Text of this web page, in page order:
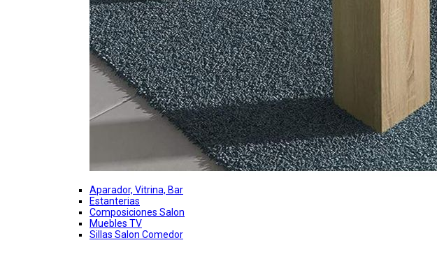
Aparador, Vitrina, Bar
Estanterias
Composiciones Salon
Muebles TV
Sillas Salon Comedor